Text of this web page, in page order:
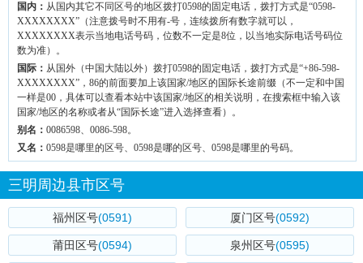
国内： 从国内其它不同区号的地区拨打0598的固定电话，拨打方式是“0598-
XXXXXXXX”（注意拨号时不用有-号，连续拨所有数字就可以，
XXXXXXXX表示当地电话号码，位数不一定是8位，以当地实际电话号码位
数为准）。
国际： 从国外（中国大陆以外）拨打0598的固定电话，拨打方式是“+86-598-
XXXXXXXX”，86的前面要加上该国家/地区的国际长途前缀（不一定和中国
一样是00，具体可以查看本站中该国家/地区的相关说明，在搜索框中输入该
国家/地区的名称或者从“国际长途”进入选择查看）。
别名： 0086598、0086-598。
又名： 0598是哪里的区号、0598是哪的区号、0598是哪里的号码。
三明周边县市区号
福州区号(0591) 厦门区号(0592)
莆田区号(0594) 泉州区号(0595)